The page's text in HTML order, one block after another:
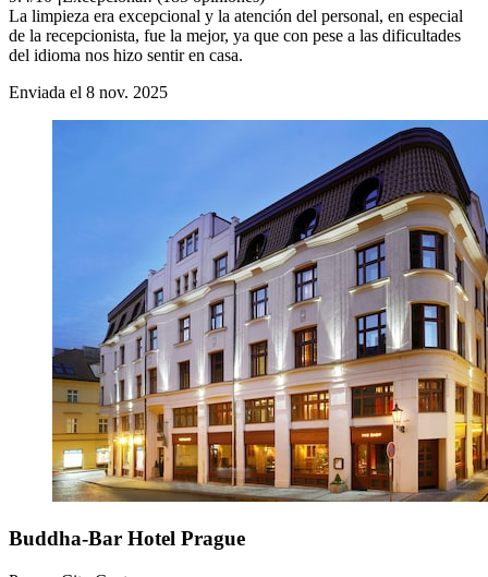
La limpieza era excepcional y la atención del personal, en especial
de la recepcionista, fue la mejor, ya que con pese a las dificultades
del idioma nos hizo sentir en casa.
Enviada el 8 nov. 2025
Buddha-Bar Hotel Prague